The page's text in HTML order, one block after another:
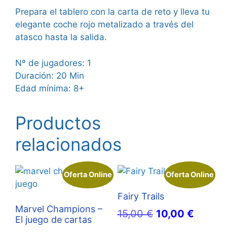
Prepara el tablero con la carta de reto y lleva tu
elegante coche rojo metalizado a través del
atasco hasta la salida.
Nº de jugadores: 1
Duración: 20 Min
Edad mínima: 8+
Productos
relacionados
Oferta Online
Marvel Champions –
El juego de cartas
Oferta Online
Fairy Trails
15,00€ El
10,00 €El